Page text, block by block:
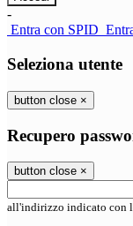
-
Entra con SPID
Seleziona utente
button close ×
Recupero
button close ×
all'indirizzo indicato con